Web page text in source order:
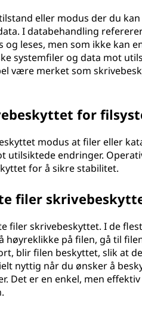
eller modus der du
I databehandling
leses, men som ikke kan
systemfiler og data mot
være merket som
for
modus at filer eller
utilsiktede endringer.
for å sikre stabilitet.
filer
filer skrivebeskyttet. I de
høyreklikke på filen, gå til
blir filen beskyttet, slik at
nyttig når du ønsker å
Det er en enkel, men